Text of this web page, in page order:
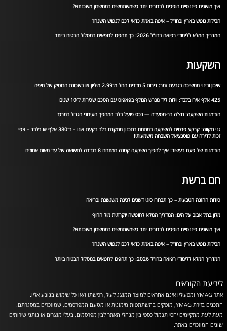
איך מושגים פיננסיים הופכים לברורים יותר כשמשתמשים במחשבון משכנתא?
חבילות נופש בארץ ובחו״ל – איפה באמת כדאי לכם לנפוש השנה?
המדריך המלא ללימודי רפואה בחו”ל 2026: כך תהפכו לרופאים במסלול הבטוח ביותר
השקעות
שיכון ובינוי ממשיכה בגבעת זמר: דירות 5 חדרים החל מ־2.99 מיליון ₪ בשכונת הבוטיק של חיפה
425 אלף אירו בלבד: וילות ליד מגרש הגולף בפאפוס עם הסכם שכירות ל־10 שנים
הזדמנות השקעה: נוצ’ה בר-מסעדה — נכס פועל בלב המהפך העירוני הגדול במרכז
גני תקווה: קרקע פרטית להשקעה במתחם בתכנון מתקדם בלב בקעת אונו – ב־380 אלף ₪ בלבד – צפי
זכות לדירה עם פוטנציאל השבחה משמעותי!
הזדמנות של פעם בעשור: איך להפוך השקעה קטנה במתחם 8 בגדרה לתשואה של עד מאות אחוזים
חם ברשת
סודות ההזנה הטבעית – כך תבחרו סוגי דשנים לגינה משגשגת ובריאה
מלון בתל אביב על הים: המדריך המלא לחופשה יוקרתית מול החוף
איך מושגים פיננסיים הופכים לברורים יותר כשמשתמשים במחשבון משכנתא?
חבילות נופש בארץ ובחו״ל – איפה באמת כדאי לכם לנפוש השנה?
המדריך המלא ללימודי רפואה בחו”ל 2026: כך תהפכו לרופאים במסלול הבטוח ביותר
לידיעת הקוראים
אתר YMAG ומפעיליו אינם אחראים למוצר המוצג לעיל, רכישתו ו/או כל שימוש בנוגע אליו.
התכנים בזירת YMAG, מופקים בהשתתפות מימונית או מטעם המפרסמים, שמוזכרים במסגרתם.
מעת לעת מתקיימים יחסי תגמול כספי בין מנהלי האתר לבין מפרסמים, בעלי מוצרים או נותני שירותים
שונים המוזכרים באתר.